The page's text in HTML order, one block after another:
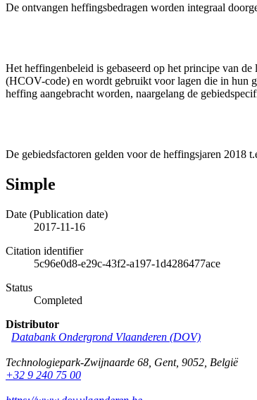
De ontvangen heffingsbedragen worden integraal
Het heffingenbeleid is gebaseerd op het principe van
(HCOV-code) en wordt gebruikt voor lagen die in hun
heffing aangebracht worden, naargelang de
De gebiedsfactoren gelden voor de heffingsjaren 2018
Simple
Date (Publication date)
2017-11-16
Citation identifier
5c96e0d8-e29c-43f2-a197-1d4286477ace
Status
Completed
Distributor
Databank Ondergrond Vlaanderen (DOV)
Technologiepark-Zwijnaarde 68 Gent, 9052 België
+32 9 240 75 00